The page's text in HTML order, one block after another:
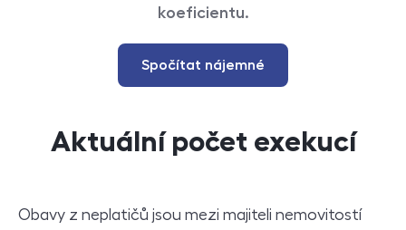
koeficientu.
Spočítat nájemné
Aktuální počet exekucí
Obavy z neplatičů jsou mezi majiteli nemovitostí